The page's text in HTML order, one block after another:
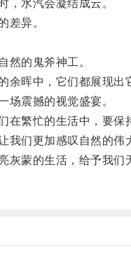
水汽会凝结成云。
异。
的鬼斧神工。
晖中，它们都展现出
震撼的视觉盛宴。
繁忙的生活中，要保
们更加感叹自然的伟
蒙的生活，给予我们